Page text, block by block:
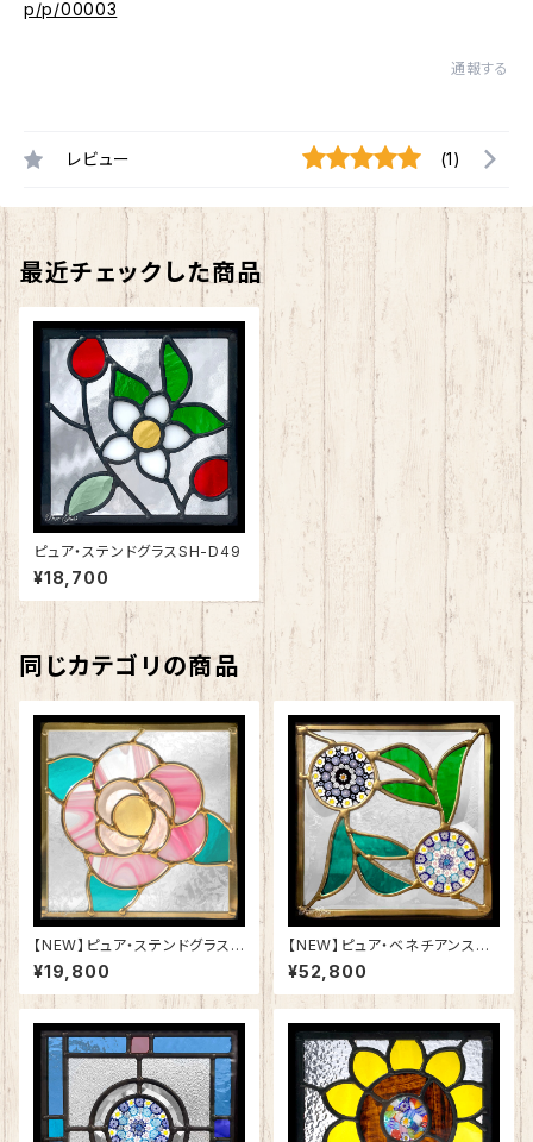
p/p/00003
通報する
レビュー (1)
最近チェックした商品
ピュア・ステンドグラスSH-D49
¥18,700
同じカテゴリの商品
【NEW】ピュア・ステンドグラスS
H-D53
¥19,800
【NEW】ピュア・ベネチアンステ
ンドグラスSH-VD28
¥52,800